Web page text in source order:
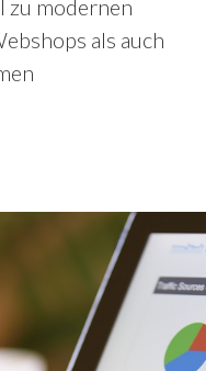
zu modernen
als auch